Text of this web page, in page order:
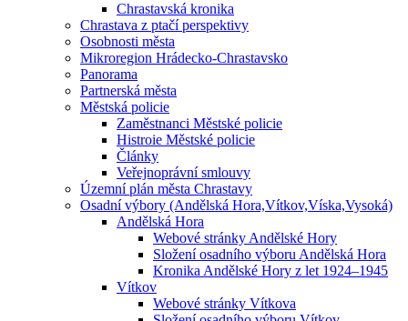
Chrastavská kronika
Chrastava z ptačí perspektivy
Osobnosti města
Mikroregion Hrádecko-Chrastavsko
Panorama
Partnerská města
Městská policie
Zaměstnanci Městské policie
Histroie Městské policie
Články
Veřejnoprávní smlouvy
Územní plán města Chrastavy
Osadní výbory (Andělská Hora,Vítkov,Víska,Vysoká)
Andělská Hora
Webové stránky Andělské Hory
Složení osadního výboru Andělská Hora
Kronika Andělské Hory z let 1924–1945
Vítkov
Webové stránky Vítkova